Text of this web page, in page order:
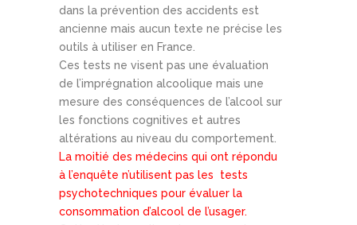
dans la prévention des accidents est
ancienne mais aucun texte ne précise les
outils à utiliser en France.
Ces tests ne visent pas une évaluation
de l’imprégnation alcoolique mais une
mesure des conséquences de l’alcool sur
les fonctions cognitives et autres
altérations au niveau du comportement.
La moitié des médecins qui ont répondu
à l’enquête n’utilisent pas les tests
psychotechniques pour évaluer la
consommation d’alcool de l’usager.